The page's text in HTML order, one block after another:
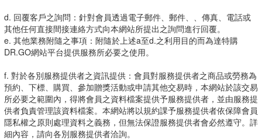
d. 回覆客戶之詢問：針對會員透過電子郵件、郵件、、傳真、電話或
其他任何直接間接連絡方式向本網站所提出之詢問進行回覆。
e. 其他業務附隨之事項：附隨於上述a至d.之利用目的而為達特購
DR.GO網站平台提供服務所必要之使用。
f. 對於各別服務提供者之資訊提供：會員對服務提供者之商品或勞務為
預約、下標、購買、參加贈獎活動或申請其他交易時，本網站於該交易
所必要之範圍內，得將會員之資料檔案提供予服務提供者，並由服務提
供者負責管理該資料檔案。本網站將以規約課予服務提供者依保障會員
隱私權之原則處理資料之義務，但無法保證服務提供者會必然遵守。詳
細內容，請向各別服務提供者洽詢。